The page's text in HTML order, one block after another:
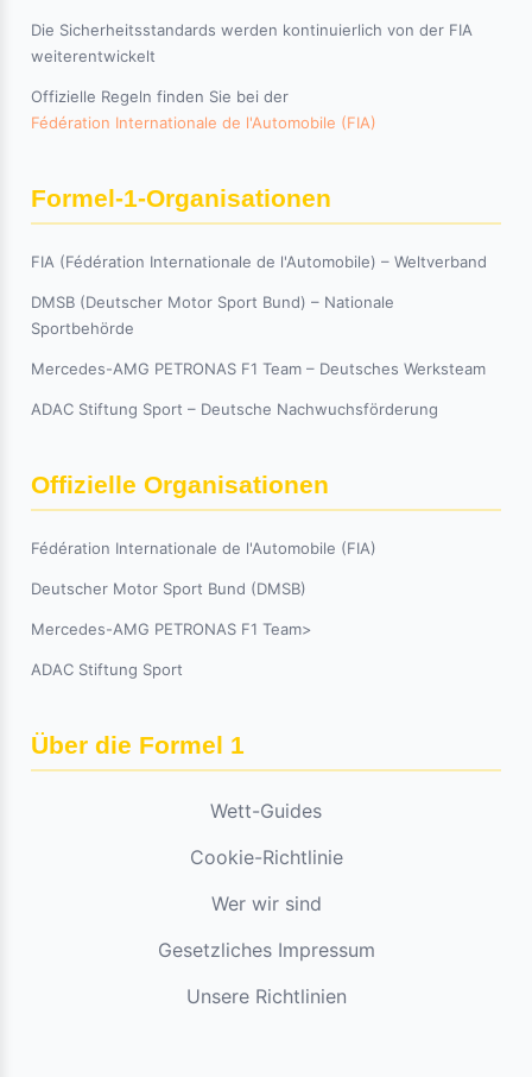
Die Sicherheitsstandards werden kontinuierlich von der FIA
weiterentwickelt
Offizielle Regeln finden Sie bei der
Fédération Internationale de l'Automobile (FIA)
Formel-1-Organisationen
FIA (Fédération Internationale de l'Automobile) – Weltverband
DMSB (Deutscher Motor Sport Bund) – Nationale
Sportbehörde
Mercedes-AMG PETRONAS F1 Team – Deutsches Werksteam
ADAC Stiftung Sport – Deutsche Nachwuchsförderung
Offizielle Organisationen
Fédération Internationale de l'Automobile (FIA)
Deutscher Motor Sport Bund (DMSB)
Mercedes-AMG PETRONAS F1 Team>
ADAC Stiftung Sport
Über die Formel 1
Wett-Guides
Cookie-Richtlinie
Wer wir sind
Gesetzliches Impressum
Unsere Richtlinien